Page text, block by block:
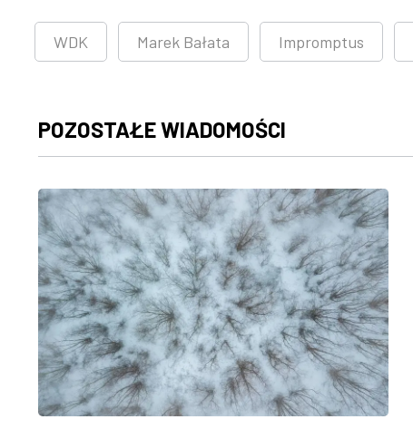
WDK Marek Bałata Impromptus
POZOSTAŁE WIADOMOŚCI